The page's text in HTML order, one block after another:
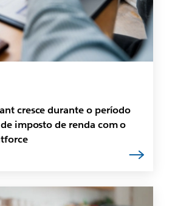
cresce durante o período
imposto de renda com o